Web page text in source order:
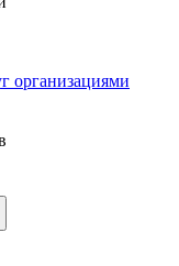
организациями